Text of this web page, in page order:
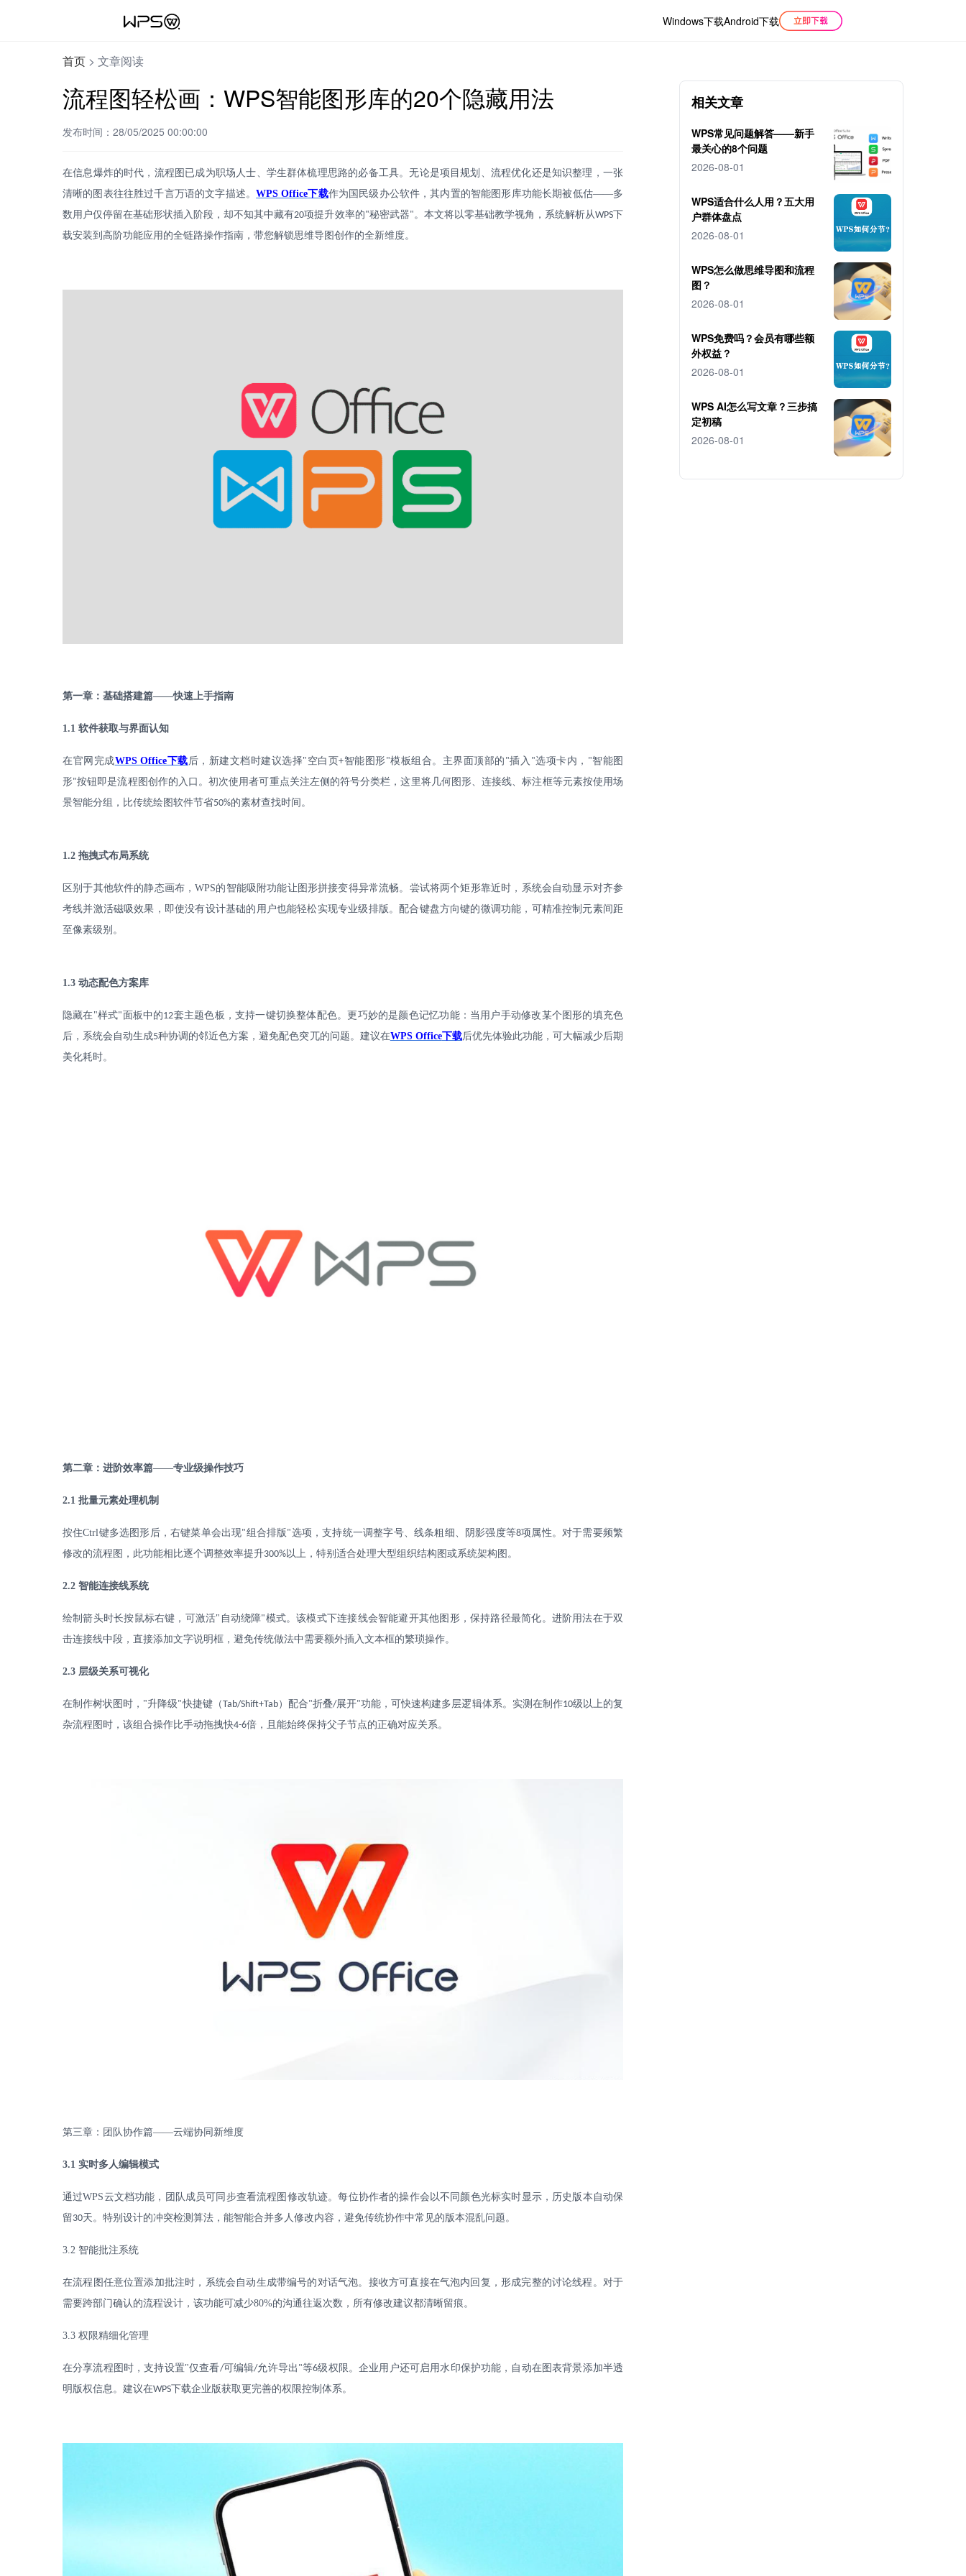
Windows下载Android下载
首页 > 文章阅读
流程图轻松画：WPS智能图形库的20个隐藏用法
发布时间：28/05/2025 00:00:00
在信息爆炸的时代，流程图已成为职场人士、学生群体梳理思路的必备工具。无论是项目规划、流程优化还是知识整理，一张
清晰的图表往往胜过千言万语的文字描述。WPS Office下载作为国民级办公软件，其内置的智能图形库功能长期被低估——多
数用户仅停留在基础形状插入阶段，却不知其中藏有20项提升效率的"秘密武器"。本文将以零基础教学视角，系统解析从WPS下
载安装到高阶功能应用的全链路操作指南，带您解锁思维导图创作的全新维度。
第一章：基础搭建篇——快速上手指南
1.1 软件获取与界面认知
在官网完成WPS Office下载后，新建文档时建议选择" 空白页+智能图形"模板组合。主界面顶部的 "插入 "选项卡内， "智能图
形"按钮即是流程图创作的入口。初次使用者可重点关注左侧的符号分类栏，这里将几何图形、连接线、标注框等元素按使用场
景智能分组，比传统绘图软件节省50%的素材查找时间。
1.2 拖拽式布局系统
区别于其他软件的静态画布，WPS的智能吸附功能让图形拼接变得异常流畅。尝试将两个矩形靠近时，系统会自动显示对齐参
考线并激活磁吸效果，即使没有设计基础的用户也能轻松实现专业级排版。配合键盘方向键的微调功能，可精准控制元素间距
至像素级别。
1.3 动态配色方案库
隐藏在"样式" 面板中的12套主题色板，支持一键切换整体配色。更巧妙的是颜色记忆功能：当用户手动修改某个图形的填充色
后，系统会自动生成5种协调的邻近色方案，避免配色突兀的问题。建议在WPS Office下载后优先体验此功能，可大幅减少后期
美化耗时。
第二章：进阶效率篇——专业级操作技巧
2.1 批量元素处理机制
按住Ctrl键多选图形后，右键菜单会出现"组合排版 "选项，支持统一调整字号、线条粗细、阴影强度等8项属性。对于需要频繁
修改的流程图，此功能相比逐个调整效率提升300%以上，特别适合处理大型组织结构图或系统架构图。
2.2 智能连接线系统
绘制箭头时长按鼠标右键，可激活" 自动绕障"模式。该模式下连接线会智能避开其他图形，保持路径最简化。进阶用法在于双
击连接线中段，直接添加文字说明框，避免传统做法中需要额外插入文本框的繁琐操作。
2.3 层级关系可视化
在制作树状图时， "升降级"快捷键（Tab/Shift+Tab）配合"折叠/展开"功能，可快速构建多层逻辑体系。实测在制作10级以上的复
杂流程图时，该组合操作比手动拖拽快4-6倍，且能始终保持父子节点的正确对应关系。
第三章：团队协作篇——云端协同新维度
3.1 实时多人编辑模式
通过WPS云文档功能，团队成员可同步查看流程图修改轨迹。每位协作者的操作会以不同颜色光标实时显示，历史版本自动保
留30天。特别设计的冲突检测算法，能智能合并多人修改内容，避免传统协作中常见的版本混乱问题。
3.2 智能批注系统
在流程图任意位置添加批注时，系统会自动生成带编号的对话气泡。接收方可直接在气泡内回复，形成完整的讨论线程。对于
需要跨部门确认的流程设计，该功能可减少80%的沟通往返次数，所有修改建议都清晰留痕。
3.3 权限精细化管理
在分享流程图时，支持设置"仅查看/可编辑/允许导出 "等6级权限。企业用户还可启用水印保护功能，自动在图表背景添加半透
明版权信息。建议在WPS下载企业版获取更完善的权限控制体系。
相关文章
WPS常见问题解答——新手
最关心的8个问题
2026-08-01
WPS适合什么人用？五大用
户群体盘点
2026-08-01
WPS怎么做思维导图和流程
图？
2026-08-01
WPS免费吗？会员有哪些额
外权益？
2026-08-01
WPS AI怎么写文章？三步搞
定初稿
2026-08-01